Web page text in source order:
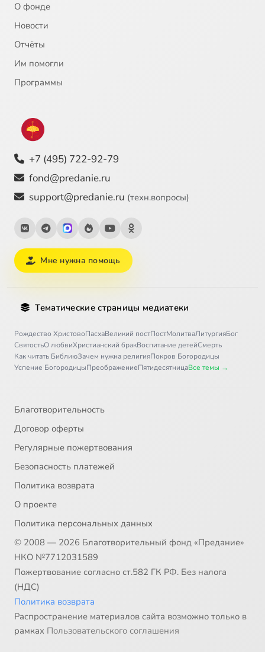
О фонде
Новости
Отчёты
Им помогли
Программы
+7 (495) 722-92-79
fond@predanie.ru
support@predanie.ru (техн.вопросы)
Мне нужна помощь
Тематические страницы медиатеки
Рождество ХристовоПасхаВеликий постПостМолитваЛитургияБог
СвятостьО любвиХристианский бракВоспитание детейСмерть
Как читать БиблиюЗачем нужна религияПокров Богородицы
Успение БогородицыПреображениеПятидесятницаВсе темы →
Благотворительность
Договор оферты
Регулярные пожертвования
Безопасность платежей
Политика возврата
О проекте
Политика персональных данных
© 2008 — 2026 Благотворительный фонд «Предание»
НКО №7712031589
Пожертвование согласно ст.582 ГК РФ. Без налога
(НДС)
Политика возврата
Распространение материалов сайта возможно только в
рамках Пользовательского соглашения